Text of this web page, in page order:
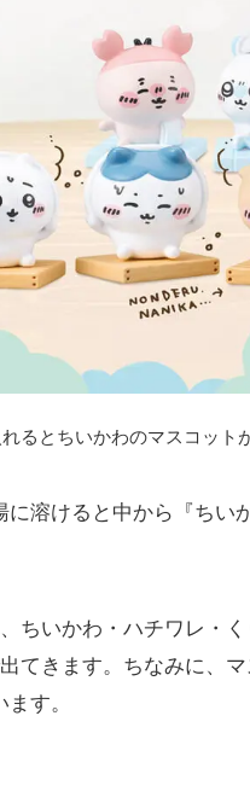
るとちいかわのマスコット
溶けると中から『ちい
ちいかわ・ハチワレ・
てきます。ちなみに、
す。